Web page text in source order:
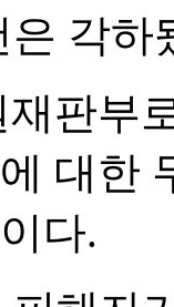
은 각하
판부
대한
다.